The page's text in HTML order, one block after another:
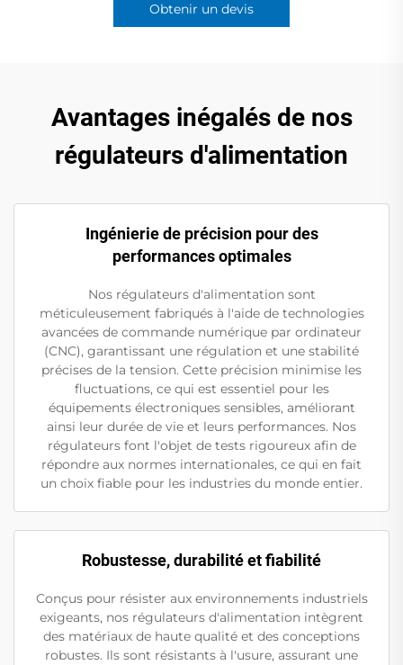
Obtenir un devis
Avantages inégalés de nos
régulateurs d'alimentation
Ingénierie de précision pour des
performances optimales
Nos régulateurs d'alimentation sont
méticuleusement fabriqués à l'aide de technologies
avancées de commande numérique par ordinateur
(CNC), garantissant une régulation et une stabilité
précises de la tension. Cette précision minimise les
fluctuations, ce qui est essentiel pour les
équipements électroniques sensibles, améliorant
ainsi leur durée de vie et leurs performances. Nos
régulateurs font l'objet de tests rigoureux afin de
répondre aux normes internationales, ce qui en fait
un choix fiable pour les industries du monde entier.
Robustesse, durabilité et fiabilité
Conçus pour résister aux environnements industriels
exigeants, nos régulateurs d'alimentation intègrent
des matériaux de haute qualité et des conceptions
robustes. Ils sont résistants à l'usure, assurant une